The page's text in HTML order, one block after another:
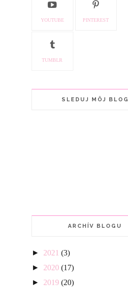
YOUTUBE PINTEREST
TUMBLR
SLEDUJ MÔJ BLOG
ARCHÍV BLOGU
► 2021 (3)
► 2020 (17)
► 2019 (20)